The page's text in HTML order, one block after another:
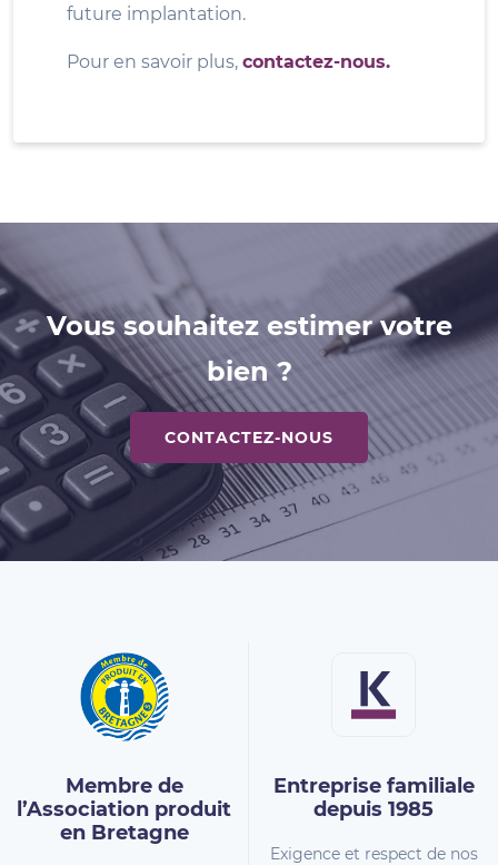
future implantation.
Pour en savoir plus, contactez-nous.
Vous souhaitez estimer votre
bien ?
CONTACTEZ-NOUS
Membre de
l’Association produit
en Bretagne
Entreprise familiale
depuis 1985
Exigence et respect de nos